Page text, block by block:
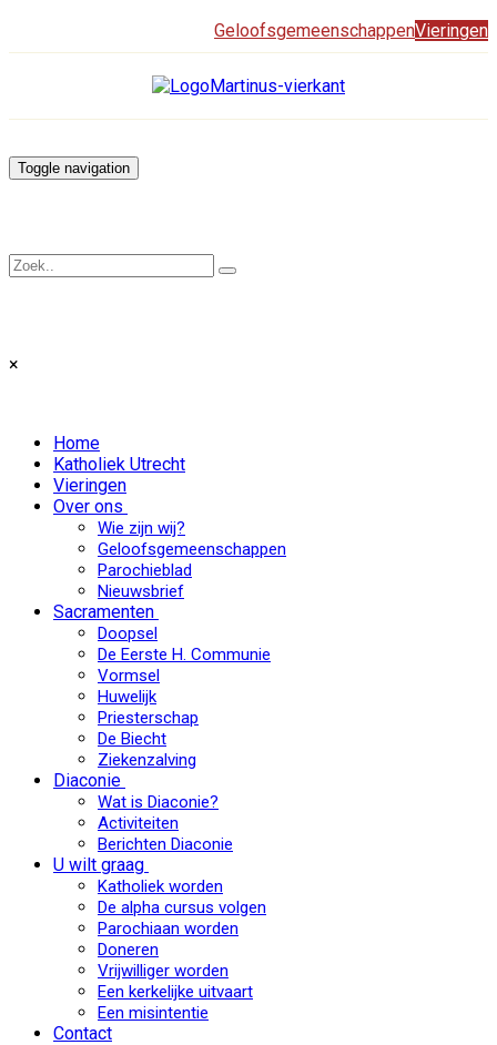
GeloofsgemeenschappenVieringen
Toggle navigation
×
Home
Katholiek Utrecht
Vieringen
Over ons
Wie zijn wij?
Geloofsgemeenschappen
Parochieblad
Nieuwsbrief
Sacramenten
Doopsel
De Eerste H. Communie
Vormsel
Huwelijk
Priesterschap
De Biecht
Ziekenzalving
Diaconie
Wat is Diaconie?
Activiteiten
Berichten Diaconie
U wilt graag
Katholiek worden
De alpha cursus volgen
Parochiaan worden
Doneren
Vrijwilliger worden
Een kerkelijke uitvaart
Een misintentie
Contact